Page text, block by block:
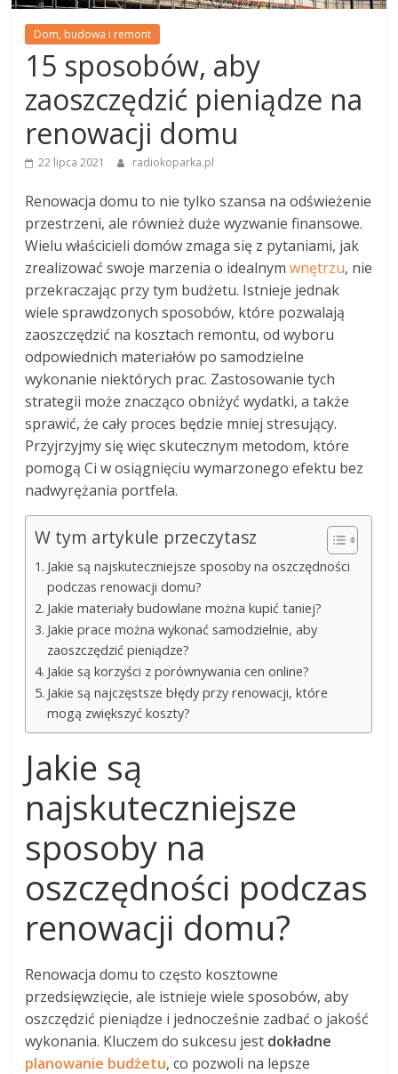
Dom, budowa i remont
15 sposobów, aby
zaoszczędzić pieniądze na
renowacji domu
22 lipca 2021 radiokoparka.pl
Renowacja domu to nie tylko szansa na odświeżenie
przestrzeni, ale również duże wyzwanie finansowe.
Wielu właścicieli domów zmaga się z pytaniami, jak
zrealizować swoje marzenia o idealnymwnętrzu, nie
przekraczając przy tym budżetu. Istnieje jednak
wiele sprawdzonych sposobów, które pozwalają
zaoszczędzić na kosztach remontu, od wyboru
odpowiednich materiałów po samodzielne
wykonanie niektórych prac. Zastosowanie tych
strategii może znacząco obniżyć wydatki, a także
sprawić, że cały proces będzie mniej stresujący.
Przyjrzyjmy się więc skutecznym metodom, które
pomogą Ci w osiągnięciu wymarzonego efektu bez
nadwyrężania portfela.
W tym artykule przeczytasz
Jakie są najskuteczniejsze sposoby na oszczędności
podczas renowacji domu?
Jakie materiały budowlane można kupić taniej?
Jakie prace można wykonać samodzielnie, aby
zaoszczędzić pieniądze?
Jakie są korzyści z porównywania cen online?
Jakie są najczęstsze błędy przy renowacji, które
mogą zwiększyć koszty?
Jakie są
najskuteczniejsze
sposoby na
oszczędności podczas
renowacji domu?
Renowacja domu to często kosztowne
przedsięwzięcie, ale istnieje wiele sposobów, aby
oszczędzić pieniądze i jednocześnie zadbać o jakość
wykonania. Kluczem do sukcesu jest dokładne
planowanie budżetu, co pozwoli na lepsze